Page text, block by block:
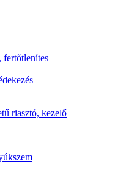
fertőtlenítes
riasztó, kezelő